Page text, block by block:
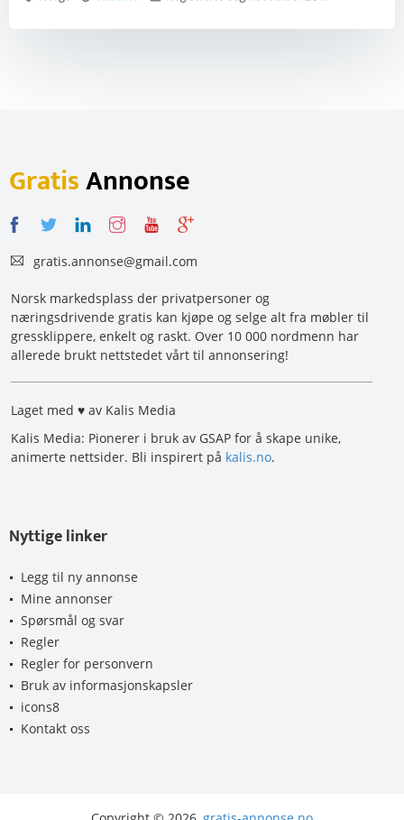
GratisAnnonse
gratis.annonse@gmail.com
Norsk markedsplass der privatpersoner og
næringsdrivende gratis kan kjøpe og selge alt fra møbler til
gressklippere, enkelt og raskt. Over 10 000 nordmenn har
allerede brukt nettstedet vårt til annonsering!
Laget med ♥ av Kalis Media
Kalis Media: Pionerer i bruk av GSAP for å skape unike,
animerte nettsider. Bli inspirert på kalis.no.
Nyttige linker
Legg til ny annonse
Mine annonser
Spørsmål og svar
Regler
Regler for personvern
Bruk av informasjonskapsler
icons8
Kontakt oss